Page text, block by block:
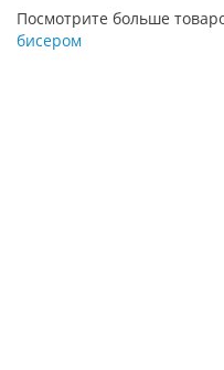
Посмотрите больше
бисером